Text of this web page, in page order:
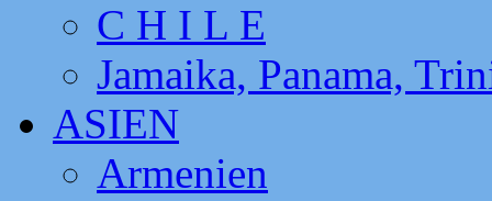
C H I L E
Jamaika, Panama,
ASIEN
Armenien